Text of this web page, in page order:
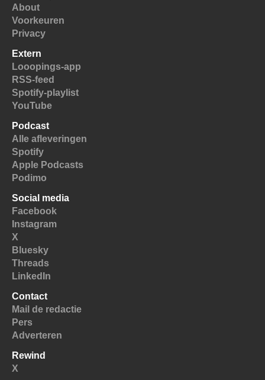
About
Voorkeuren
Privacy
Extern
Looopings-app
RSS-feed
Spotify-playlist
YouTube
Podcast
Alle afleveringen
Spotify
Apple Podcasts
Podimo
Social media
Facebook
Instagram
X
Bluesky
Threads
LinkedIn
Contact
Mail de redactie
Pers
Adverteren
Rewind
X